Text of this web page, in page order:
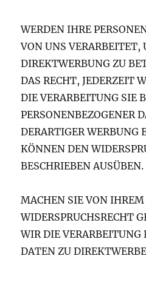
WERDEN IHRE
VON UNS VERARBEITET,
DIREKTWERBUNG ZU
DAS RECHT, JEDERZEIT
DIE VERARBEITUNG SIE
PERSONENBEZOGENER
DERARTIGER WERBUNG
KÖNNEN DEN
BESCHRIEBEN AUSÜBEN.
MACHEN SIE VON IHREM
WIDERSPRUCHSRECHT
WIR DIE VERARBEITUNG
DATEN ZU